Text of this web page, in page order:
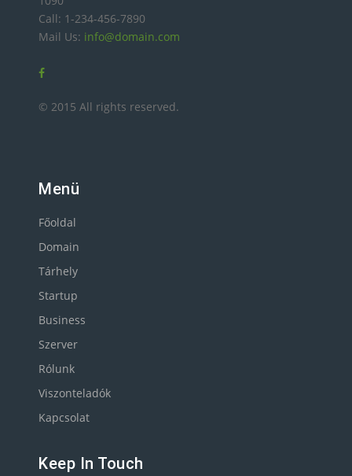
Call: 1-234-456-7890
Mail Us: info@domain.com
© 2015 All rights reserved.
Menü
Főoldal
Domain
Tárhely
Startup
Business
Szerver
Rólunk
Viszonteladók
Kapcsolat
Keep In Touch